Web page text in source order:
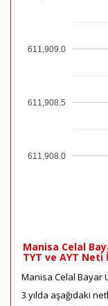
611,908.0
611,908.5
611,909.0
Manisa Celal
TYT ve AYT Neti
Manisa Celal Bayar
3 yılda aşağıdaki